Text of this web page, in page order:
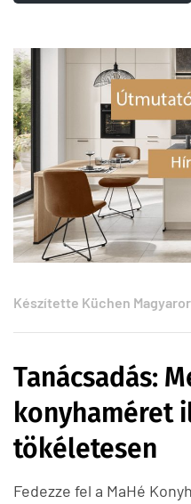
Készítette Küchen
Tanácsadás:
konyhaméret
tökéletesen
Fedezze fel a MaHé